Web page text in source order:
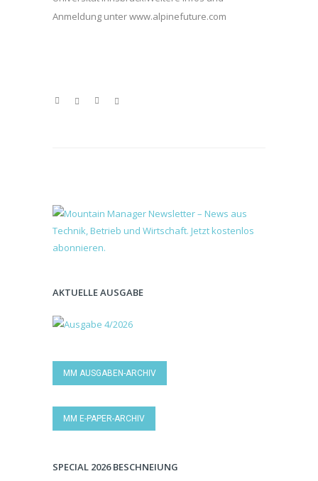
Anmeldung unter www.alpinefuture.com
AKTUELLE AUSGABE
MM AUSGABEN-ARCHIV
MM E-PAPER-ARCHIV
SPECIAL 2026 BESCHNEIUNG